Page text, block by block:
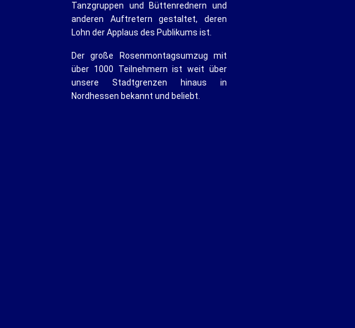
Tanzgruppen und Büttenrednern und
anderen Auftretern gestaltet, deren
Lohn der Applaus des Publikums ist.
Der große Rosenmontagsumzug mit
über 1000 Teilnehmern ist weit über
unsere Stadtgrenzen hinaus in
Nordhessen bekannt und beliebt.